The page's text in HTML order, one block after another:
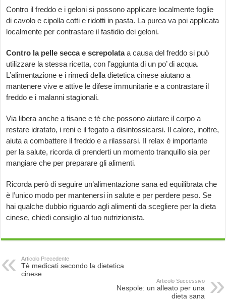
Contro il freddo e i geloni si possono applicare localmente foglie
di cavolo e cipolla cotti e ridotti in pasta. La purea va poi applicata
localmente per contrastare il fastidio dei geloni.
Contro la pelle secca e screpolataa causa del freddo si può
utilizzare la stessa ricetta, con l’aggiunta di un po’ di acqua.
L’alimentazione e i rimedi della dietetica cinese aiutano a
mantenere vive e attive le difese immunitarie e a contrastare il
freddo e i malanni stagionali.
Via libera anche a tisane e tè che possono aiutare il corpo a
restare idratato, i reni e il fegato a disintossicarsi. Il calore, inoltre,
aiuta a combattere il freddo e a rilassarsi. Il relax è importante
per la salute, ricorda di prenderti un momento tranquillo sia per
mangiare che per preparare gli alimenti.
Ricorda però di seguire un’alimentazione sana ed equilibrata che
è l’unico modo per mantenersi in salute e per perdere peso. Se
hai qualche dubbio riguardo agli alimenti da scegliere per la dieta
cinese, chiedi consiglio al tuo nutrizionista.
Articolo Precedente
Tè medicati secondo la dietetica
cinese
Articolo Successivo
Nespole: un alleato per una
dieta sana